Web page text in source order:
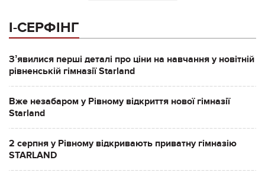
І-СЕРФІНГ
Зʼявилися перші деталі про ціни на навчання у новітній
рівненській гімназії Starland
Вже незабаром у Рівному відкриття нової гімназії
Starland
2 серпня у Рівному відкривають приватну гімназію
STARLAND